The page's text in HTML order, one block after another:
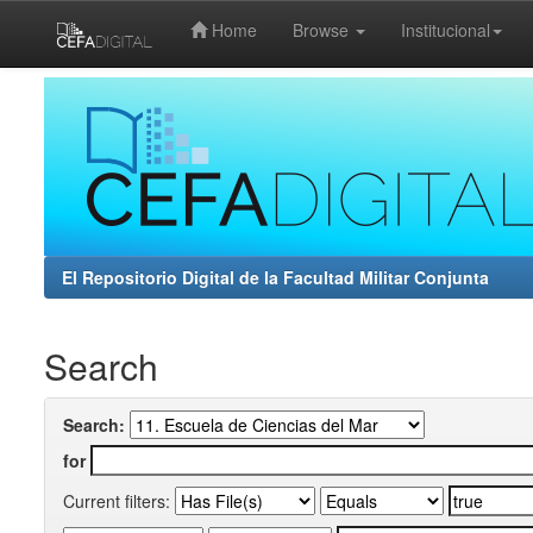
Home Browse Institucional
El Repositorio Digital de la Facultad Militar Conjunta
Search
Search:
for
Current filters: